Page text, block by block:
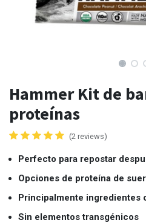
Hammer Kit de
proteínas
(2 reviews)
Perfecto para repostar
Opciones de proteína de
Principalmente ingredientes
Sin elementos transgénicos